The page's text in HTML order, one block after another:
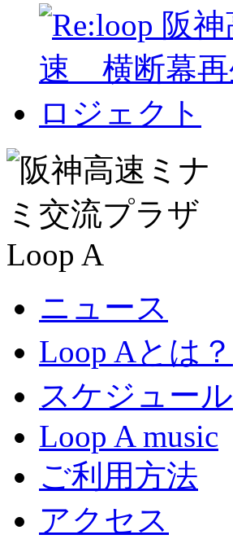
ニュース
Loop Aとは？
スケジュール
Loop A music
ご利用方法
アクセス